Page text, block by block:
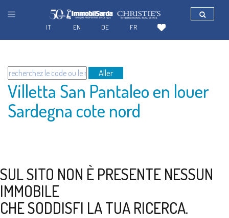
Aller
Villetta San Pantaleo en louer
Sardegna cote nord
SUL SITO NON È PRESENTE NESSUN
IMMOBILE
CHE SODDISFI LA TUA RICERCA.
FR
DE
EN
IT